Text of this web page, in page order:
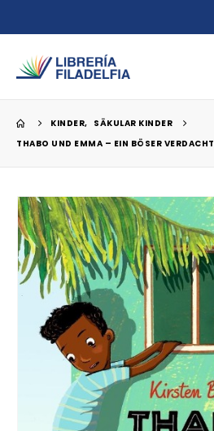
KINDER, SÄKULAR KINDER
THABO UND EMMA – EIN BÖSER VERDACHT